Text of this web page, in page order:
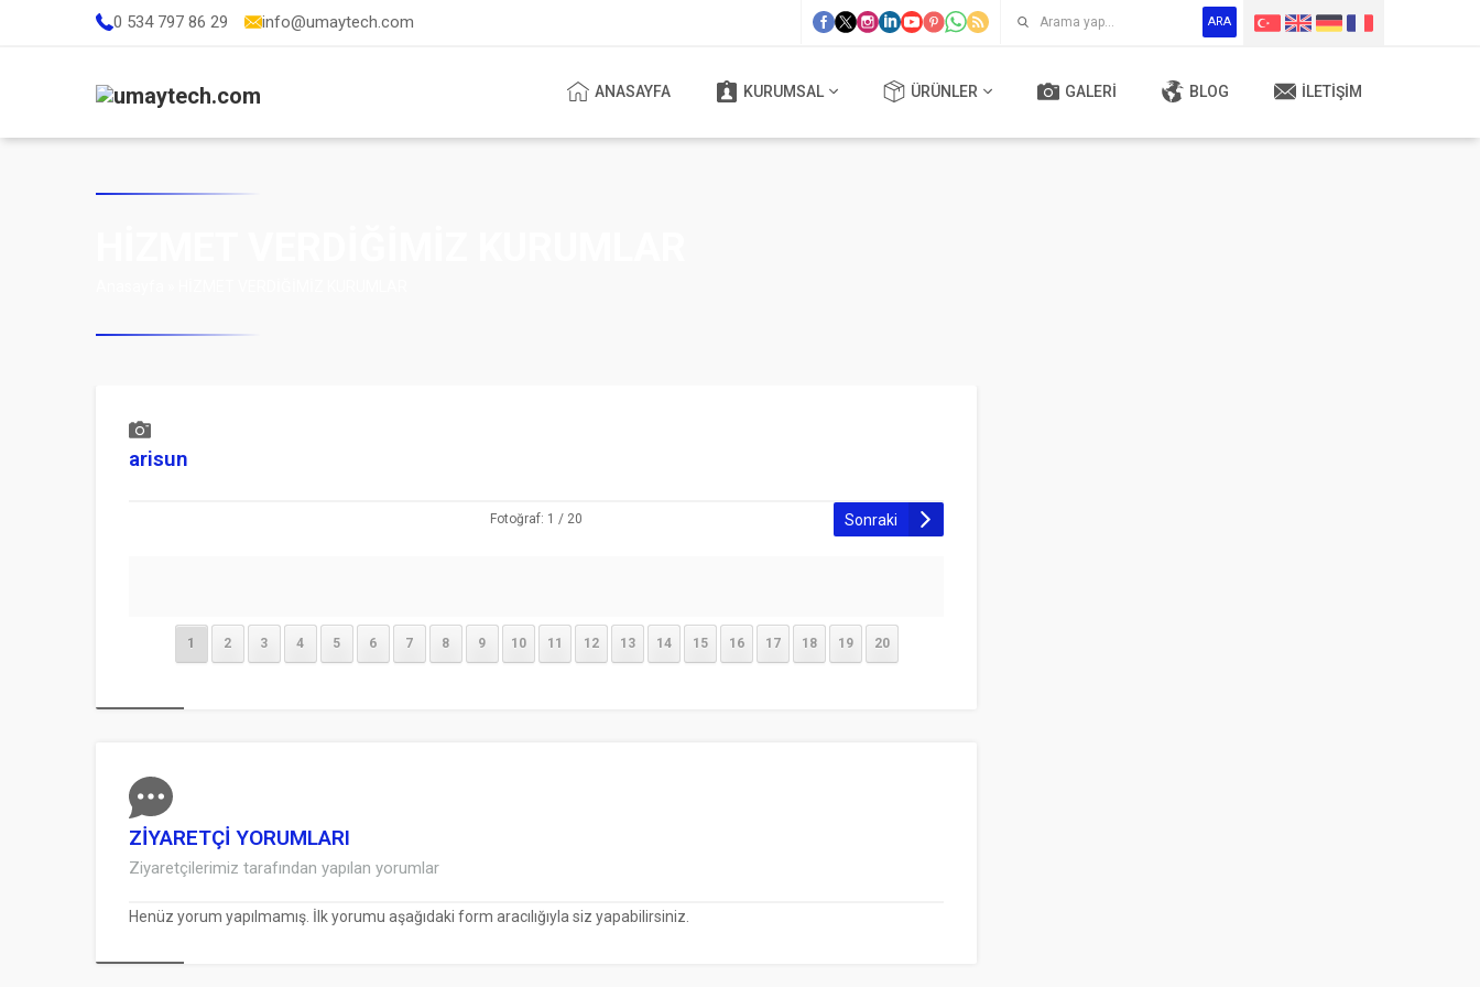
0 534 797 86 29 info@umaytech.com ARA
ANASAYFA KURUMSAL ÜRÜNLER GALERI BLOG İLETIŞIM
arisun
Fotoğraf: 1 / 20 Sonraki
1 2 3 4 5 6 7 8 9 10 11 12 13 14 15 16 17 18 19 20
ZİYARETÇİ YORUMLARI
Ziyaretçilerimiz tarafından yapılan yorumlar
Henüz yorum yapılmamış. İlk yorumu aşağıdaki form aracılığıyla siz yapabilirsiniz.